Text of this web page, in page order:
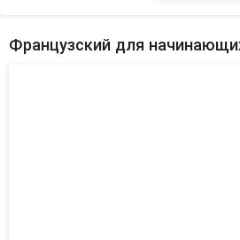
Французский для